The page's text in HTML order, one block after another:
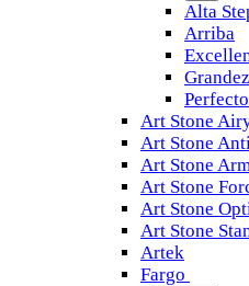
Alta
Arriba
Perfecto
Art Stone
Art Stone
Art Stone
Art Stone
Art Stone
Art Stone
Artek
Fargo